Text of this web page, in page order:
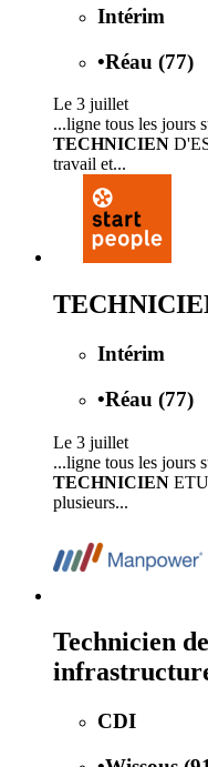
Intérim
•Réau (77)
Le 3 juillet
...ligne tous les jours
TECHNICIEN
travail et...
Intérim
•Réau (77)
Le 3 juillet
...ligne tous les jours
TECHNICIEN
plusieurs...
Technicien
CDI